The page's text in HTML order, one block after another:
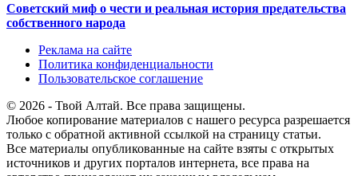
Советский миф о чести и реальная история предательства
собственного народа
Реклама на сайте
Политика конфиденциальности
Пользовательское соглашение
© 2026 - Твой Алтай. Все права защищены.
Любое копирование материалов с нашего ресурса разрешается
только с обратной активной ссылкой на страницу статьи.
Все материалы опубликованные на сайте взяты с открытых
источников и других порталов интернета, все права на